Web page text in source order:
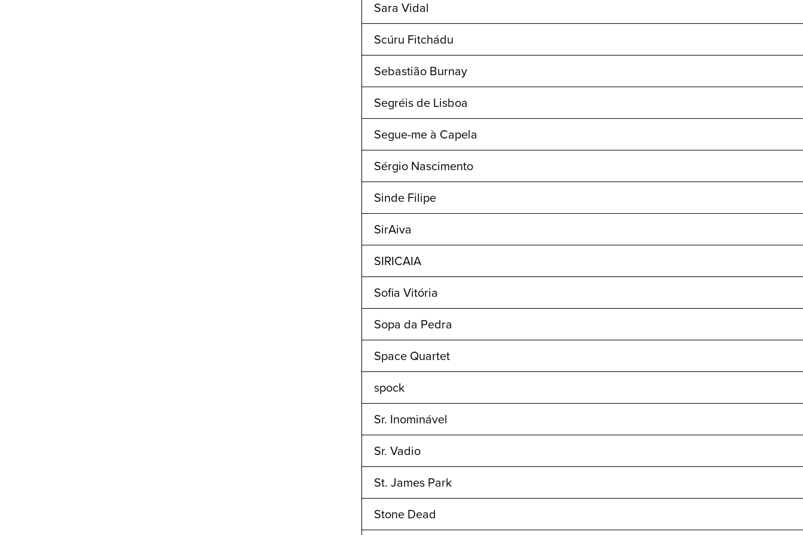
Sara Vidal
Scúru Fitchádu
Sebastião Burnay
Segréis de Lisboa
Segue-me à Capela
Sérgio Nascimento
Sinde Filipe
SirAiva
SIRICAIA
Sofia Vitória
Sopa da Pedra
Space Quartet
spock
Sr. Inominável
Sr. Vadio
St. James Park
Stone Dead